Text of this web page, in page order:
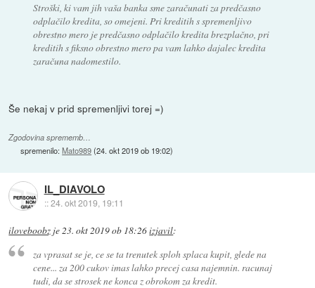
Stroški, ki vam jih vaša banka sme zaračunati za predčasno
odplačilo kredita, so omejeni. Pri kreditih s spremenljivo
obrestno mero je predčasno odplačilo kredita brezplačno, pri
kreditih s fiksno obrestno mero pa vam lahko dajalec kredita
zaračuna nadomestilo.
Še nekaj v prid spremenljivi torej =)
Zgodovina sprememb…
spremenilo:Mato989(24. okt 2019 ob 19:02)
IL_DIAVOLO
::24. okt 2019, 19:11
iloveboobz je23. okt 2019 ob 18:26izjavil:
za vprasat se je, ce se ta trenutek sploh splaca kupit, glede na
cene... za 200 cukov imas lahko precej casa najemnin. racunaj
tudi, da se strosek ne konca z obrokom za kredit.